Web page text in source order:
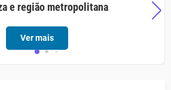
e região metropolitana
Ver mais